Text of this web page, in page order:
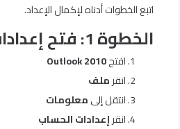
اتبع الخطوات أدناه لإكمال الإعداد.
الخطوة 1: فتح إعدادات الحساب
افتحOutlook 2010
انقرملف
انتقل إلىمعلومات
انقرإعدادات الحساب